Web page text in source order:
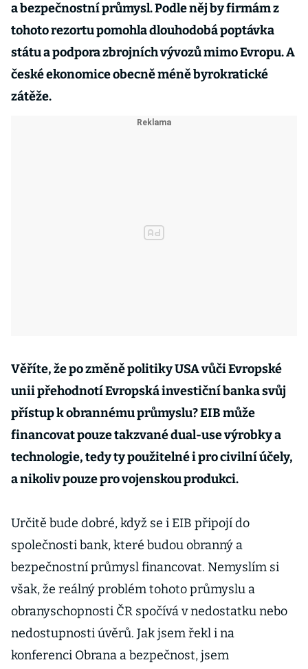
a bezpečnostní průmysl. Podle něj by firmám z
tohoto rezortu pomohla dlouhodobá poptávka
státu a podpora zbrojních vývozů mimo Evropu. A
české ekonomice obecně méně byrokratické
zátěže.
Věříte, že po změně politiky USA vůči Evropské
unii přehodnotí Evropská investiční banka svůj
přístup k obrannému průmyslu? EIB může
financovat pouze takzvané dual-use výrobky a
technologie, tedy ty použitelné i pro civilní účely,
a nikoliv pouze pro vojenskou produkci.
Určitě bude dobré, když se i EIB připojí do
společnosti bank, které budou obranný a
bezpečnostní průmysl financovat. Nemyslím si
však, že reálný problém tohoto průmyslu a
obranyschopnosti ČR spočívá v nedostatku nebo
nedostupnosti úvěrů. Jak jsem řekl i na
konferenci Obrana a bezpečnost, jsem